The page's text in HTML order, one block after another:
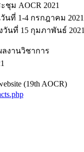
ม AOCR 2021
นที่ 1-4 กรกฎาคม 2021
นที่ 15 กุมภาพันธ์ 2021
งานวิชาการ
(19th AOCR)